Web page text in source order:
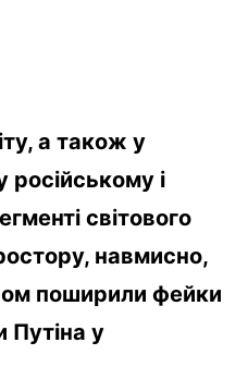
а також у
російському і
світового
навмисно,
поширили фейки
Путіна у